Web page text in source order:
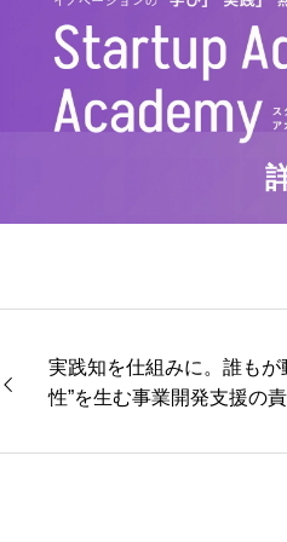
実践知を仕組みに。誰もが
性”を生む事業開発支援の責